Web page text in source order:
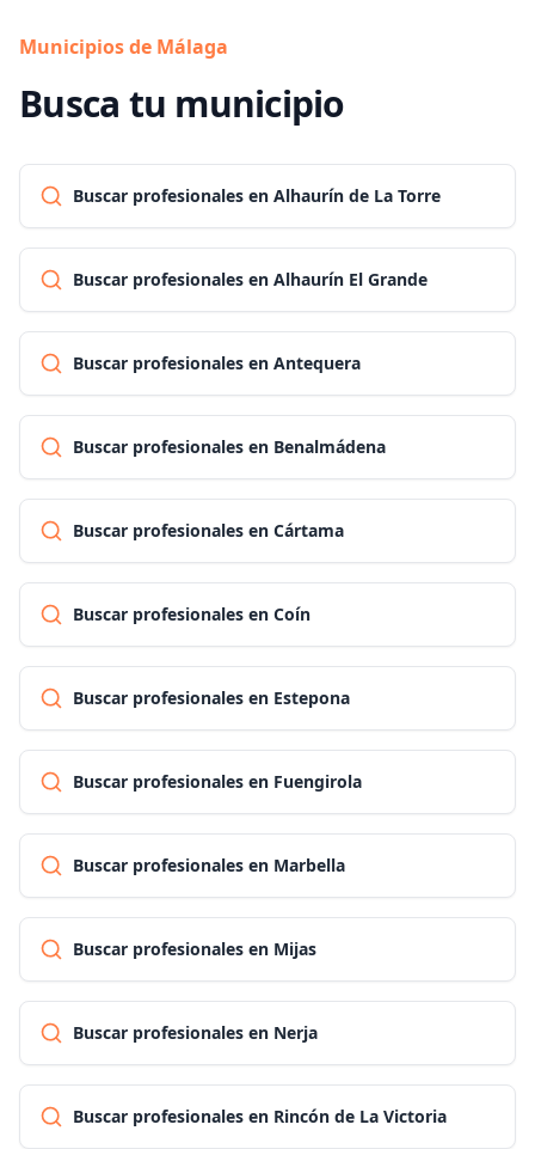
Municipios de Málaga
Busca tu municipio
Buscar profesionales en Alhaurín de La Torre
Buscar profesionales en Alhaurín El Grande
Buscar profesionales en Antequera
Buscar profesionales en Benalmádena
Buscar profesionales en Cártama
Buscar profesionales en Coín
Buscar profesionales en Estepona
Buscar profesionales en Fuengirola
Buscar profesionales en Marbella
Buscar profesionales en Mijas
Buscar profesionales en Nerja
Buscar profesionales en Rincón de La Victoria